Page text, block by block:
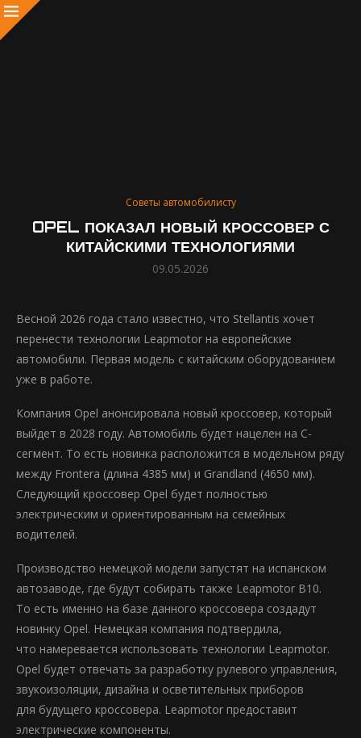
Советы автомобилисту
OPEL ПОКАЗАЛ НОВЫЙ КРОССОВЕР С
КИТАЙСКИМИ ТЕХНОЛОГИЯМИ
09.05.2026
Весной 2026 года стало известно, что Stellantis хочет
перенести технологии Leapmotor на европейские
автомобили. Первая модель с китайским оборудованием
уже в работе.
Компания Opel анонсировала новый кроссовер, который
выйдет в 2028 году. Автомобиль будет нацелен на C-
сегмент. То есть новинка расположится в модельном ряду
между Frontera (длина 4385 мм) и Grandland (4650 мм).
Следующий кроссовер Opel будет полностью
электрическим и ориентированным на семейных
водителей.
Производство немецкой модели запустят на испанском
автозаводе, где будут собирать также Leapmotor B10.
То есть именно на базе данного кроссовера создадут
новинку Opel. Немецкая компания подтвердила,
что намеревается использовать технологии Leapmotor.
Opel будет отвечать за разработку рулевого управления,
звукоизоляции, дизайна и осветительных приборов
для будущего кроссовера. Leapmotor предоставит
электрические компоненты.